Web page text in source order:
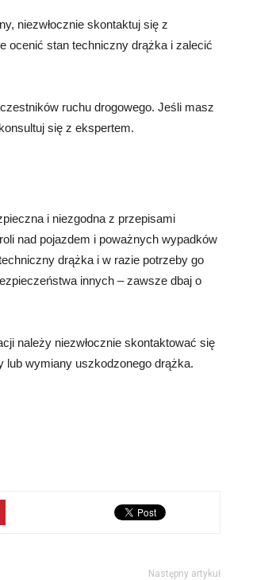
niezwłocznie skontaktuj się z
ocenić stan techniczny drążka i zalecić
ruchu drogowego. Jeśli masz
się z ekspertem.
i niezgodna z przepisami
nad pojazdem i poważnych wypadków
drążka i w razie potrzeby go
innych – zawsze dbaj o
należy niezwłocznie skontaktować się
wymiany uszkodzonego drążka.
Następny artykuł